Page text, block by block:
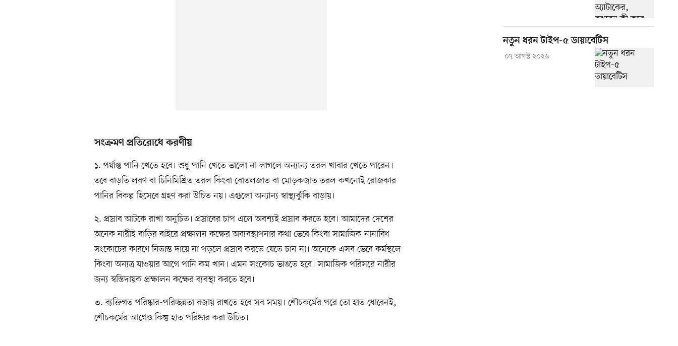
সংক্রমণ প্রতিরোধে করণীয়
১. পর্যাপ্ত পানি খেতে হবে। শুধু পানি খেতে ভালো না লাগলে অন্যান্য তরল খাবার খেতে পারেন।
তবে বাড়তি লবণ বা চিনিমিশ্রিত তরল কিংবা বোতলজাত বা মোড়কজাত তরল কখনোই রোজকার
পানির বিকল্প হিসেবে গ্রহণ করা উচিত নয়। এগুলো অন্যান্য স্বাস্থ্যঝুঁকি বাড়ায়।
২. প্রস্রাব আটকে রাখা অনুচিত। প্রস্রাবের চাপ এলে অবশ্যই প্রস্রাব করতে হবে। আমাদের দেশের
অনেক নারীই বাড়ির বাইরে প্রক্ষালন কক্ষের অব্যবস্থাপনার কথা ভেবে কিংবা সামাজিক নানাবিধ
সংকোচের কারণে নিতান্ত দায়ে না পড়লে প্রস্রাব করতে যেতে চান না। অনেকে এসব ভেবে কর্মস্থলে
কিংবা অন্যত্র যাওয়ার আগে পানি কম খান। এমন সংকোচ ভাঙতে হবে। সামাজিক পরিসরে নারীর
জন্য স্বস্তিদায়ক প্রক্ষালন কক্ষের ব্যবস্থা করতে হবে।
৩. ব্যক্তিগত পরিষ্কার-পরিচ্ছন্নতা বজায় রাখতে হবে সব সময়। শৌচকর্মের পরে তো হাত ধোবেনই,
শৌচকর্মের আগেও কিন্তু হাত পরিষ্কার করা উচিত।
নতুন ধরন টাইপ-৫ ডায়াবেটিস
০৭ আগস্ট ২০২৬